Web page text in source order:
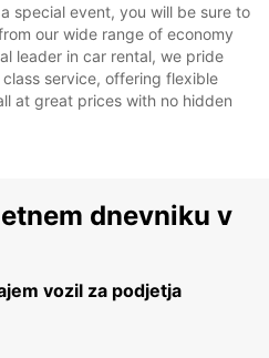
special event, you will be sure to
our wide range of economy
leader in car rental, we pride
service, offering flexible
at great prices with no hidden
dnevniku v
vozil za podjetja